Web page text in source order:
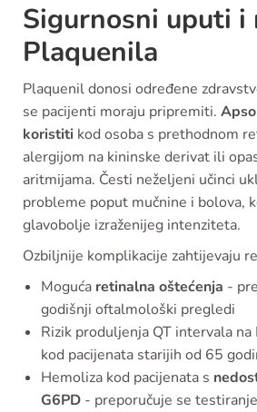
Sigurnosni uputi i
Plaquenila
Plaquenil donosi određene
se pacijenti moraju pripremiti.
koristiti kod osoba s prethodnom
alergijom na kininske derivat ili
aritmijama. Česti neželjeni učinci
probleme poput mučnine i bolova,
glavobolje izraženijeg intenziteta.
Ozbiljnije komplikacije zahtijevaju
Moguća retinalna oštećenja -
godišnji oftalmološki pregledi
Rizik produljenja QT intervala
kod pacijenata starijih od 65
Hemoliza kod pacijenata s
G6PD - preporučuje se